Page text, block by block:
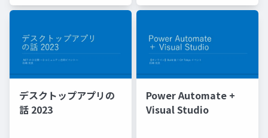
デスクトップアプリの
話 2023
Power Automate +
Visual Studio